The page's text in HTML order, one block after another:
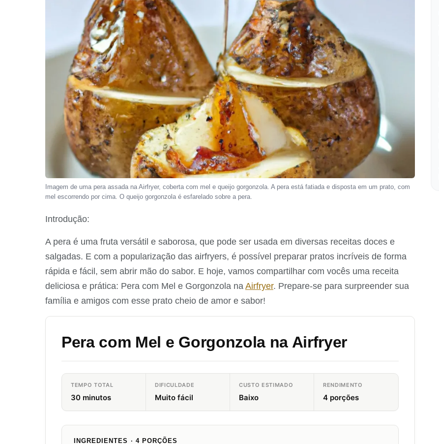
Imagem de uma pera assada na Airfryer, coberta com mel e queijo gorgonzola. A pera está fatiada e disposta em um prato, com
mel escorrendo por cima. O queijo gorgonzola é esfarelado sobre a pera.
Introdução:
A pera é uma fruta versátil e saborosa, que pode ser usada em diversas receitas doces e
salgadas. E com a popularização das airfryers, é possível preparar pratos incríveis de forma
rápida e fácil, sem abrir mão do sabor. E hoje, vamos compartilhar com vocês uma receita
deliciosa e prática: Pera com Mel e Gorgonzola na Airfryer. Prepare-se para surpreender sua
família e amigos com esse prato cheio de amor e sabor!
Pera com Mel e Gorgonzola na Airfryer
TEMPO TOTAL
30 minutos
DIFICULDADE
Muito fácil
CUSTO ESTIMADO
Baixo
RENDIMENTO
4 porções
INGREDIENTES · 4 PORÇÕES